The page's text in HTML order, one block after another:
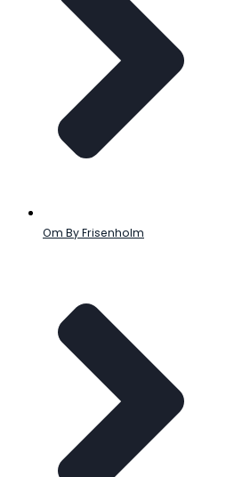
Om By Frisenholm